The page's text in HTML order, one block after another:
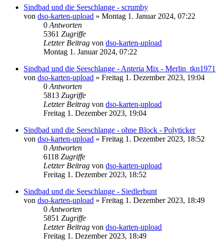
Sindbad und die Seeschlange - scrumby
von dso-karten-upload » Montag 1. Januar 2024, 07:22
0Antworten
5361 Zugriffe
Letzter Beitrag von dso-karten-upload
Montag 1. Januar 2024, 07:22
Sindbad und die Seeschlange - Anteria Mix - Merlin_tkn1971
von dso-karten-upload » Freitag 1. Dezember 2023, 19:04
0Antworten
5813 Zugriffe
Letzter Beitrag von dso-karten-upload
Freitag 1. Dezember 2023, 19:04
Sindbad und die Seeschlange - ohne Block - Polyticker
von dso-karten-upload » Freitag 1. Dezember 2023, 18:52
0Antworten
6118 Zugriffe
Letzter Beitrag von dso-karten-upload
Freitag 1. Dezember 2023, 18:52
Sindbad und die Seeschlange - Siedlerbunt
von dso-karten-upload » Freitag 1. Dezember 2023, 18:49
0Antworten
5851 Zugriffe
Letzter Beitrag von dso-karten-upload
Freitag 1. Dezember 2023, 18:49